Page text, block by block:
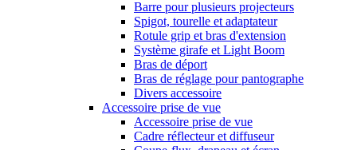
Barre pour plusieurs projecteurs
Spigot, tourelle et adaptateur
Rotule grip et bras d'extension
Système girafe et Light Boom
Bras de déport
Bras de réglage pour pantographe
Divers accessoire
Accessoire prise de vue
Accessoire prise de vue
Cadre réflecteur et diffuseur